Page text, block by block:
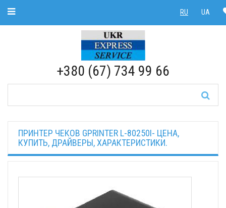
Toggle Navigation UA
RU UA
RU
+380 (67) 734 99 66
ПРИНТЕР ЧЕКОВ GPRINTER L-80250I- ЦЕНА,
КУПИТЬ, ДРАЙВЕРЫ, ХАРАКТЕРИСТИКИ.